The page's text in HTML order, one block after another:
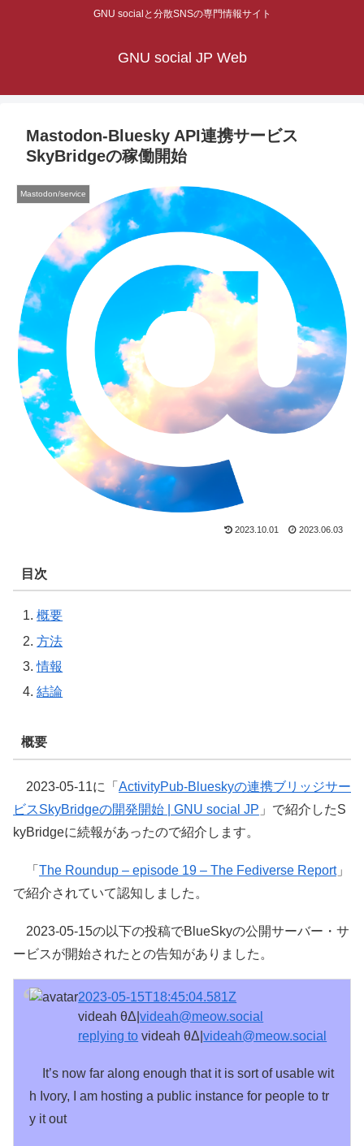
GNU socialと分散SNSの専門情報サイト
GNU social JP Web
Mastodon-Bluesky API連携サービス
SkyBridgeの稼働開始
Mastodon/service
2023.10.01 2023.06.03
目次
概要
方法
情報
結論
概要
2023-05-11に「 ActivityPub-Blueskyの連携ブリッジサー
ビスSkyBridgeの開発開始 | GNU social JP 」で紹介したS
kyBridgeに続報があったので紹介します。
「 The Roundup – episode 19 – The Fediverse Report」
で紹介されていて認知しました。
2023-05-15の以下の投稿でBlueSkyの公開サーバー・サ
ービスが開始されたとの告知がありました。
2023-05-15T18:45:04.581Z
videah θΔ|videah@meow.social
replying to videah θΔ|videah@meow.social
It’s now far along enough that it is sort of usable wit
h Ivory, I am hosting a public instance for people to tr
y it out